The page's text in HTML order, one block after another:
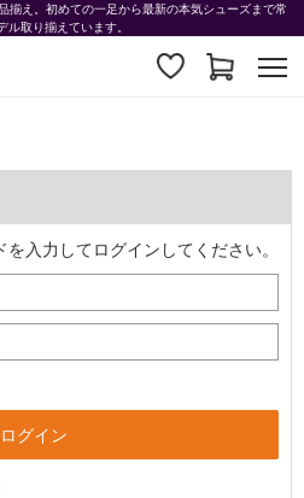
揃え。初めての一足から最新の本気シューズまで常
ル取り揃えています。
入力してログインしてください。